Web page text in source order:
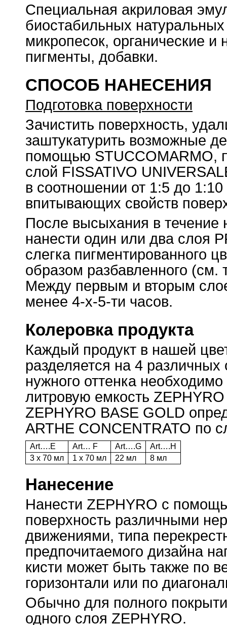
Специальная акриловая
биостабильных
микропесок, органические и
пигменты, добавки.
СПОСОБ НАНЕСЕНИЯ
Подготовка поверхности
Зачистить поверхность,
заштукатурить возможные
помощью STUCCOMARMO,
слой FISSATIVO
в соотношении от 1:5 до 1:10
впитывающих свойств
После высыхания в течение
нанести один или два слоя
слегка пигментированного
образом разбавленного (см.
Между первым и вторым
менее 4-х-5-ти часов.
Колеровка продукта
Каждый продукт в нашей
разделяется на 4
нужного оттенка
литровую емкость
ZEPHYRO BASE GOLD
ARTHE CONCENTRATO по
Art….Е Art… F Art….G
Art….H
3 x 70 мл
1 x 70 мл 22 мл 8 мл
Нанесение
Нанести ZEPHYRO с
поверхность различными
движениями, типа
предпочитаемого дизайна
кисти может быть также по
горизонтали или по
Обычно для полного
одного слоя ZEPHYRO.